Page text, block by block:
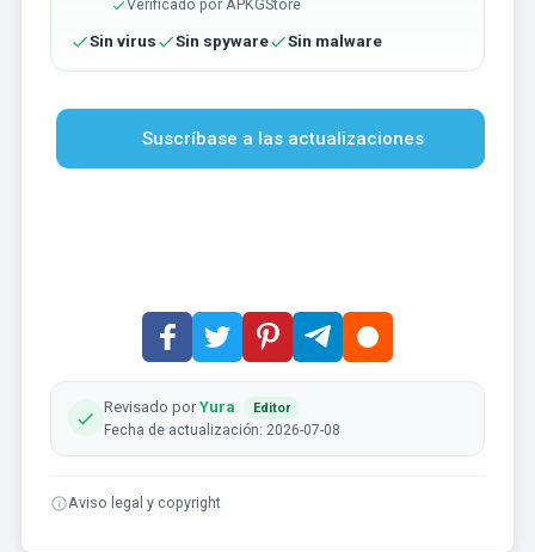
Verificado por APKGStore
Sin virus Sin spyware Sin malware
Suscríbase a las actualizaciones
Revisado porYura Editor
Fecha de actualización: 2026-07-08
Aviso legal y copyright